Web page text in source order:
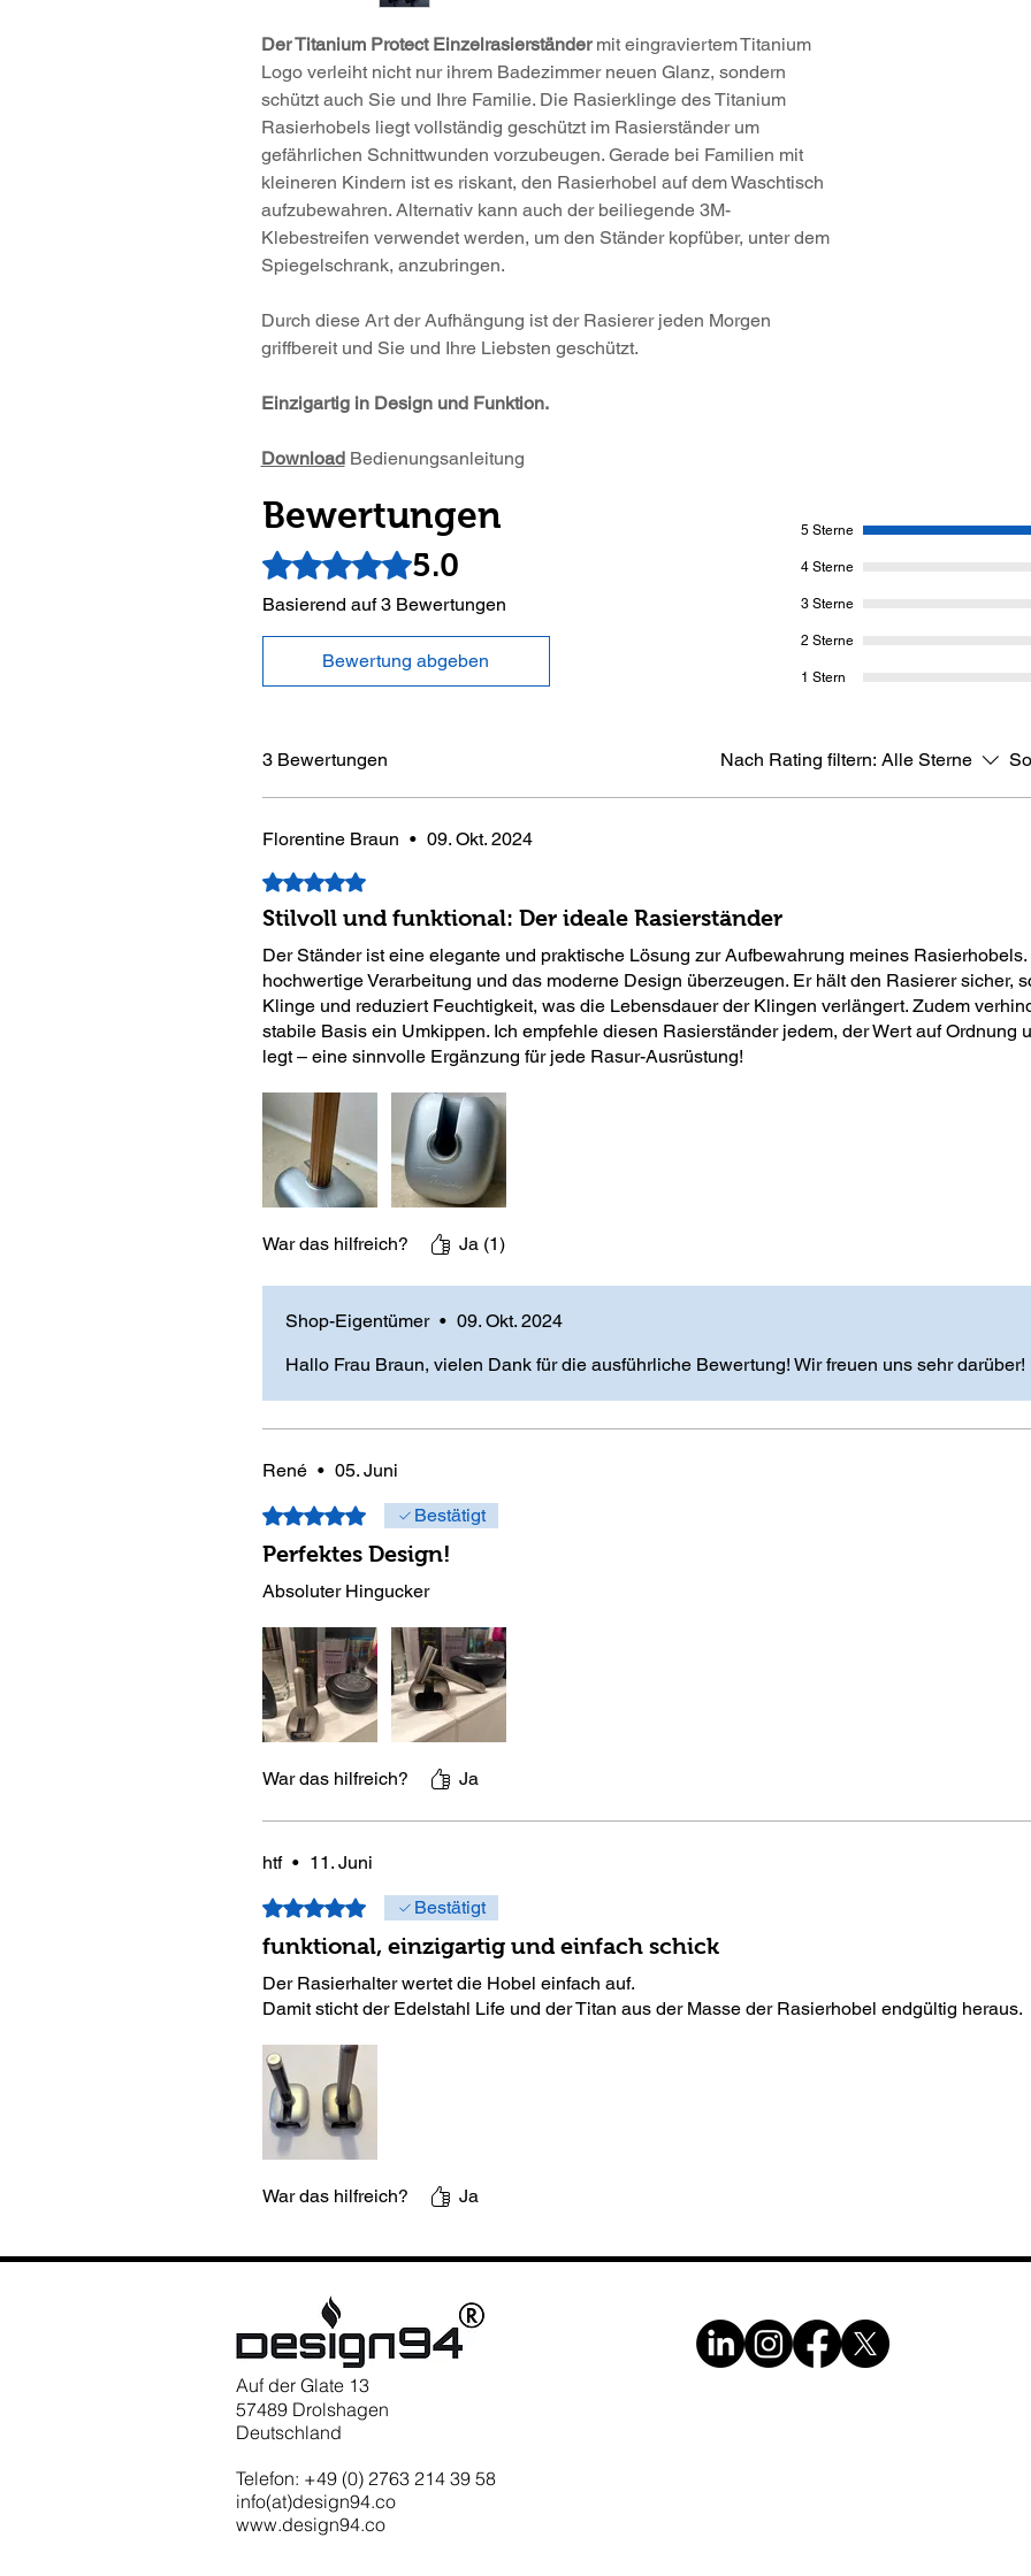
Der Titanium Protect Einzelrasierständermit eingraviertem Titanium
Logo verleiht nicht nur ihrem Badezimmer neuen Glanz, sondern
schützt auch Sie und Ihre Familie. Die Rasierklinge des Titanium
Rasierhobels liegt vollständig geschützt im Rasierständer um
gefährlichen Schnittwunden vorzubeugen. Gerade bei Familien mit
kleineren Kindern ist es riskant, den Rasierhobel auf dem Waschtisch
aufzubewahren. Alternativ kann auch der beiliegende 3M-
Klebestreifen verwendet werden, um den Ständer kopfüber, unter dem
Spiegelschrank, anzubringen.
Durch diese Art der Aufhängung ist der Rasierer jeden Morgen
griffbereit und Sie und Ihre Liebsten geschützt.
Einzigartig in Design und Funktion.
Download Bedienungsanleitung
Bewertungen
Mit 5 von 5 Sternen bewertet.
5.0
Basierend auf 3 Bewertungen
Bewertung abgeben
5 Sterne
4 Sterne
3 Sterne
2 Sterne
1 Stern
3 Bewertungen Nach Rating filtern: Alle Sterne
Florentine Braun • 09. Okt. 2024
Mit 5 von 5 Sternen bewertet.
Stilvoll und funktional: Der ideale Rasierständer
Der Ständer ist eine elegante und praktische Lösung zur Aufbewahrung meines Rasierhobels.
hochwertige Verarbeitung und das moderne Design überzeugen. Er hält den Rasierer sicher,
Klinge und reduziert Feuchtigkeit, was die Lebensdauer der Klingen verlängert. Zudem
stabile Basis ein Umkippen. Ich empfehle diesen Rasierständer jedem, der Wert auf Ordnung
legt – eine sinnvolle Ergänzung für jede Rasur-Ausrüstung!
War das hilfreich? Ja (1)
Shop-Eigentümer • 09. Okt. 2024
Hallo Frau Braun, vielen Dank für die ausführliche Bewertung! Wir freuen uns sehr darüber!
René • 05. Juni
Mit 5 von 5 Sternen bewertet.
Bestätigt
Perfektes Design!
Absoluter Hingucker
War das hilfreich? Ja
htf • 11. Juni
Mit 5 von 5 Sternen bewertet.
Bestätigt
funktional, einzigartig und einfach schick
Der Rasierhalter wertet die Hobel einfach auf.
Damit sticht der Edelstahl Life und der Titan aus der Masse der Rasierhobel endgültig heraus.
War das hilfreich? Ja
Auf der Glate 13
57489 Drolshagen
Deutschland
Telefon: +49 (0) 2763 214 39 58
info(at)design94.co
www.design94.co